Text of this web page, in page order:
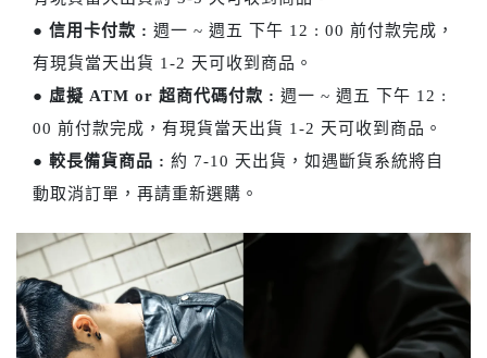
● 信用卡付款 : 週一 ~ 週五 下午 12 : 00 前付款完成，
有現貨當天出貨 1-2 天可收到商品。
● 虛擬 ATM or 超商代碼付款 : 週一 ~ 週五 下午 12 :
00 前付款完成，有現貨當天出貨 1-2 天可收到商品。
● 較長備貨商品 : 約 7-10 天出貨，如遇斷貨系統將自
動取消訂單，再請重新選購。